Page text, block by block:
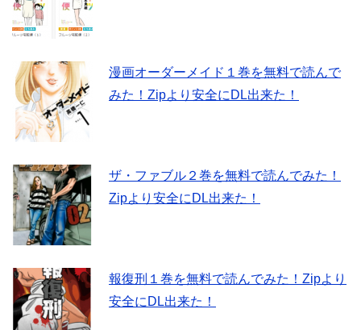
漫画オーダーメイド１巻を無料で読んで
みた！Zipより安全にDL出来た！
ザ・ファブル２巻を無料で読んでみた！
Zipより安全にDL出来た！
報復刑１巻を無料で読んでみた！Zipより
安全にDL出来た！